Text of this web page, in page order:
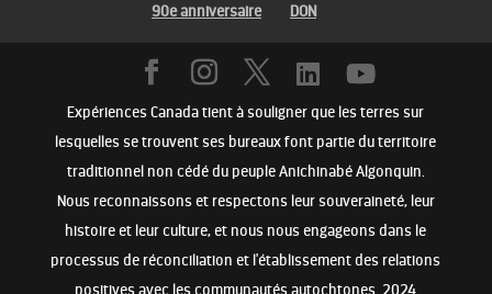
90e anniversaire
DON
Expériences Canada tient à souligner que les terres sur
lesquelles se trouvent ses bureaux font partie du territoire
traditionnel non cédé du peuple Anichinabé Algonquin.
Nous reconnaissons et respectons leur souveraineté, leur
histoire et leur culture, et nous nous engageons dans le
processus de réconciliation et l'établissement des relations
positives avec les communautés autochtones. 2024